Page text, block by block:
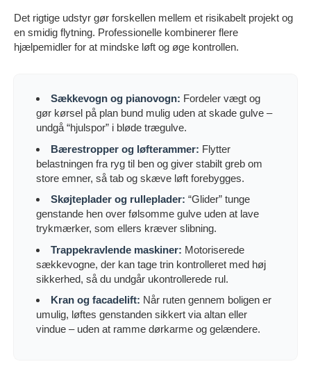
Det rigtige udstyr gør forskellen mellem et risikabelt projekt og
en smidig flytning. Professionelle kombinerer flere
hjælpemidler for at mindske løft og øge kontrollen.
Sækkevogn og pianovogn: Fordeler vægt og
gør kørsel på plan bund mulig uden at skade gulve –
undgå “hjulspor” i bløde trægulve.
Bærestropper og løfterammer: Flytter
belastningen fra ryg til ben og giver stabilt greb om
store emner, så tab og skæve løft forebygges.
Skøjteplader og rulleplader: “Glider” tunge
genstande hen over følsomme gulve uden at lave
trykmærker, som ellers kræver slibning.
Trappekravlende maskiner: Motoriserede
sækkevogne, der kan tage trin kontrolleret med høj
sikkerhed, så du undgår ukontrollerede rul.
Kran og facadelift: Når ruten gennem boligen er
umulig, løftes genstanden sikkert via altan eller
vindue – uden at ramme dørkarme og gelændere.